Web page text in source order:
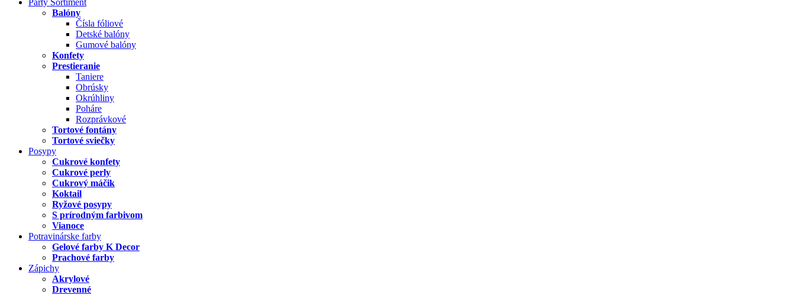
Párty Sortiment
Balóny
Čísla fóliové
Detské balóny
Gumové balóny
Konfety
Prestieranie
Taniere
Obrúsky
Okrúhliny
Poháre
Rozprávkové
Tortové fontány
Tortové sviečky
Posypy
Cukrové konfety
Cukrové perly
Cukrový máčik
Koktail
Ryžové posypy
S prírodným farbivom
Vianoce
Potravinárske farby
Gelové farby K Decor
Prachové farby
Zápichy
Akrylové
Drevenné